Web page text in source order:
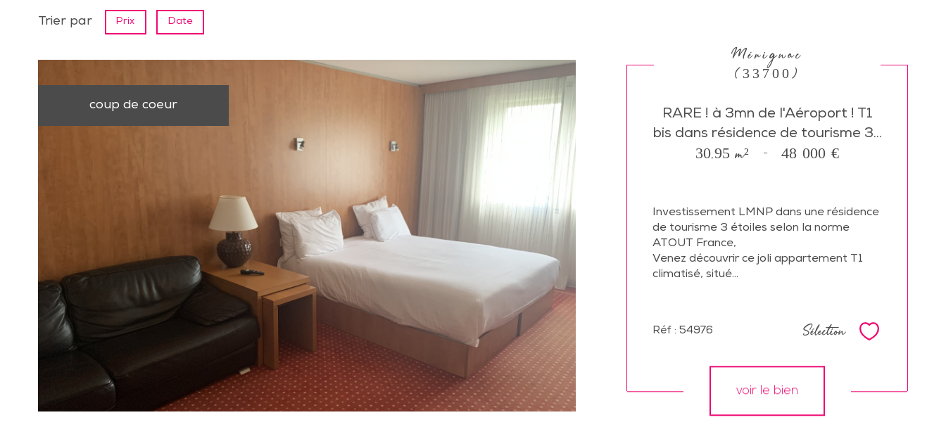
Trier par Prix Date
coup de coeur
Mérignac
(33700)
RARE ! à 3mn de l'Aéroport ! T1
bis dans résidence de tourisme 3...
30,95 m² - 48 000 €
Investissement LMNP dans une résidence
de tourisme 3 étoiles selon la norme
ATOUT France,
Venez découvrirce joli appartement T1
climatisé, situé...
Réf : 54976 Sélection
voir le bien